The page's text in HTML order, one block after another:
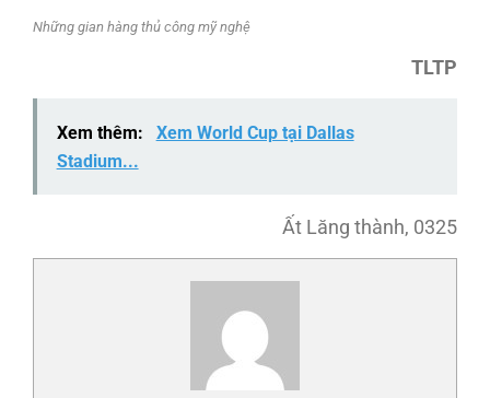
Những gian hàng thủ công mỹ nghệ
TLTP
Xem thêm:
Xem World Cup tại Dallas
Stadium...
Ất Lăng thành, 0325